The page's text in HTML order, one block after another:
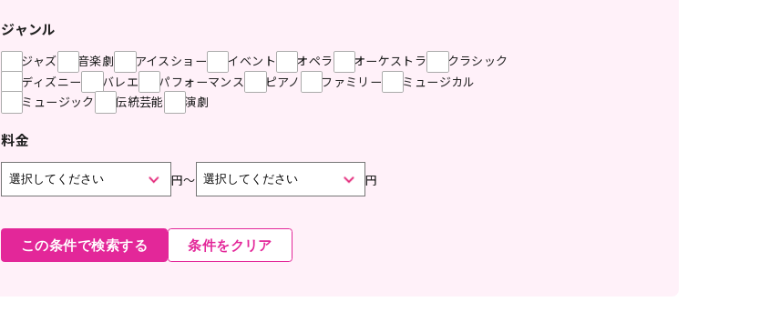
ジャンル
ジャズ 音楽劇 アイスショー イベント オペラ オーケストラ
クラシック
ディズニー
バレエ パフォーマンス ピアノ ファミリー
ミュージカル
ミュージック
伝統芸能 演劇
料金
円〜 円
この条件で検索する 条件をクリア